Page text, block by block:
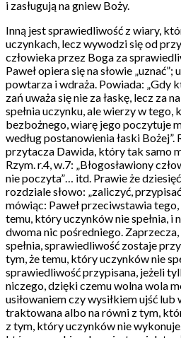
i zasługują na gniew Boży.
Inną jest sprawiedliwość z wiary,
uczynkach, lecz wywodzi się od
człowieka przez Boga za
Paweł opiera się na słowie
powtarza i wdraża. Powiada: „Gdy
zań uważa się nie za łaskę, lecz za
spełnia uczynku, ale wierzy w
bezbożnego, wiarę jego poczytuje
według postanowienia łaski Bożej”.
przytacza Dawida, który tak samo
Rzym. r.4, w.7: „Błogosławiony
nie poczyta”… itd. Prawie że
rozdziale słowo: „zaliczyć,
mówiąc: Paweł przeciwstawia
temu, który uczynków nie spełnia, i
dwoma nic pośredniego.
spełnia, sprawiedliwość zostaje
tym, że temu, który uczynków nie
sprawiedliwość przypisana, jeżeli
niczego, dzięki czemu wolna wola
usiłowaniem czy wysiłkiem ujść lub
traktowana albo na równi z tym,
z tym, który uczynków nie